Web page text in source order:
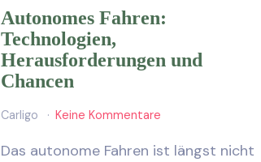
Autonomes Fahren:
Technologien,
Herausforderungen und
Chancen
Carligo Keine Kommentare
Das autonome Fahren ist längst nicht